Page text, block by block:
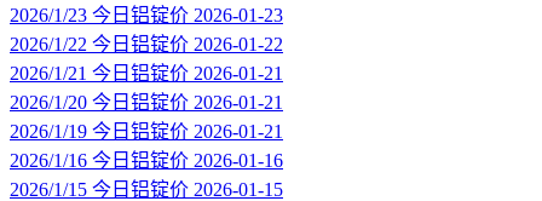
2026/1/23 今日铝锭价 2026-01-23
2026/1/22 今日铝锭价 2026-01-22
2026/1/21 今日铝锭价 2026-01-21
2026/1/20 今日铝锭价 2026-01-21
2026/1/19 今日铝锭价 2026-01-21
2026/1/16 今日铝锭价 2026-01-16
2026/1/15 今日铝锭价 2026-01-15